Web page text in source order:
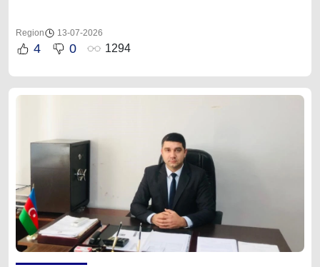
Region 13-07-2026
4 0 1294